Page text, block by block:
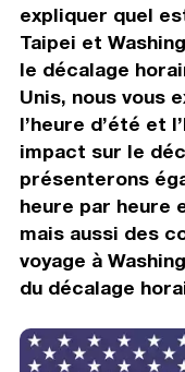
expliquer quel
Taipei et
le décalage
Unis, nous vous
l’heure d’été et
impact sur le
présenterons
heure par heure
mais aussi des
voyage à
du décalage